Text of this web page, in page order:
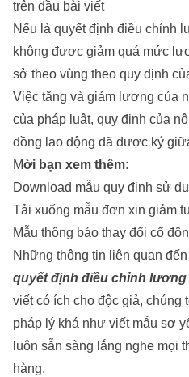
trên đầu bài viết
Nếu là quyết định điều chỉnh
không được giảm quá mức
sở theo vùng theo quy định
Việc tăng và giảm lương của
của pháp luật, quy định của
đồng lao động đã được ký
Mời bạn xem thêm:
Download mẫu quy định sử
Tải xuống mẫu đơn xin giảm
Mẫu thông báo thay đổi cổ
Những thông tin liên quan
quyết định điều chỉnh lương
viết có ích cho độc giả, chúng
pháp lý khá như viết mẫu sơ
luôn sẵn sàng lắng nghe mọi
hàng.